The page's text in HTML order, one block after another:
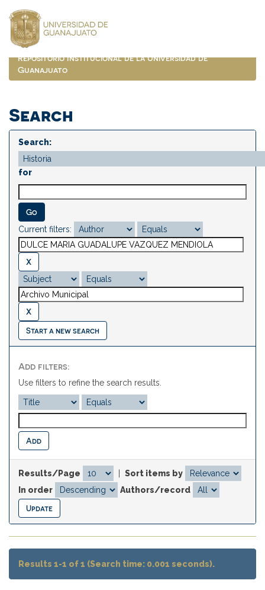
navigation
Repositorio Institucional de la Universidad de
Guanajuato
Search
Search:
for
Current filters:
Start a new search
Add filters:
Use filters to refine the search results.
Results/Page
Sort items by
In order
Authors/record
Results 1-1 of 1 (Search time: 0.001 seconds).